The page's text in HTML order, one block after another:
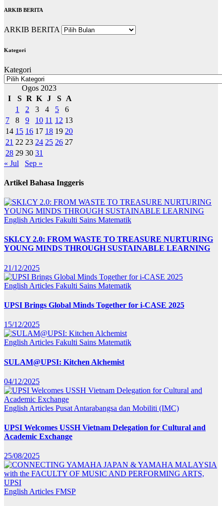
ARKIB BERITA
ARKIB BERITA
Kategori
Kategori
Ogos 2023
I
S R K J S
A
1
2 3 4 5
6
7
8 9 10 11 12 13
14 15 16 17 18 19 20
21 22 23 24 25 26 27
28 29 30 31
« Jul
Sep »
Artikel Bahasa Inggeris
English Articles Fakulti Sains Matematik
SKI.CY 2.0: FROM WASTE TO TREASURE NURTURING
YOUNG MINDS THROUGH SUSTAINABLE LEARNING
21/12/2025
English Articles Fakulti Sains Matematik
UPSI Brings Global Minds Together for i-CASE 2025
15/12/2025
English Articles Fakulti Sains Matematik
SULAM@UPSI: Kitchen Alchemist
04/12/2025
English Articles Pusat Antarabangsa dan Mobiliti (IMC)
UPSI Welcomes USSH Vietnam Delegation for Cultural and
Academic Exchange
25/08/2025
English Articles FMSP